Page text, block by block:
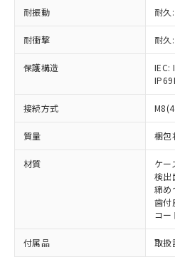
耐振動 耐久
耐衝撃 耐
保護構造
IEC:
接続方式
質量 梱包
材質
ケー
検出
締め
歯付
コー
付属品 取扱
タに基づき作成さ
覧された時点での
準価格とは異なる
正式な納期状況お
様のお取引先、ま
ムロン制御機器販
ご相談ください。
オムロン制御機器
販売ネット
在庫状況および標
事前の承諾なく第
示しないようお願
マイパーツ機能（
ビス）をご利用い
メンバーズにご登
*EU RoHS指令（10物質）：
鉛(Pb) 1000ppm以下、 水銀
ミウム(Cd) 100ppm以下、
六価クロム(Cr(Ⅵ)) 1000ppm
ル) (DEHP)(別名：DOP)
ルベンジル（BBP） 1000ppm
（DBP） 1000ppm以下、フ
(DIBP) 1000ppm以下
但し、RoHS指令で産業用監視
フタル酸エステル類の４物質に
部品在庫の切り替え状
月が前後することがあり
Cr(Ⅵ)(六価クロム) : 1000ppm
ニル類) : 1000ppm、 PBDEs(ポ
ル類) : 1000ppm、
DBP(フタル酸ジブチル) :
イソブチル) : 1000ppm、
ル) : 1000ppm、
DEHP(フタル酸ビス(2-エチル
※2 環境保護使用期限
「ｅ」：有害物質（10
準値以下であることを
「10」：通常の使用状
質が外部に漏えいし、
及ぼさない年数を意味し
または国外への提
国政府の輸出許可
可)を取得するな
当社は規制貨物を
全に破砕するなど
当社は貴社製品を
ル、化学兵器、生
武器並びにこれら
使用いたしません
当社は、貴社製品
場合は、上記1、
該第三者に通知し
販売先および販売
法に輸出するおそ
り引きをいたしま
一定数以上の
一定数には満
在庫なし(最新
いては、お客
たはお客様担
機器販売店・
認ください)
受注生産機種
情報を公開し